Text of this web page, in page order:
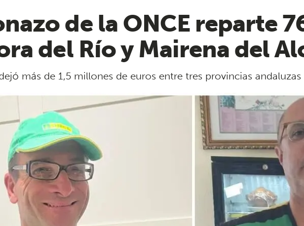
de la ONCE reparte
del Río y Mairena del
más de 1,5 millones de euros entre tres provincias andaluzas